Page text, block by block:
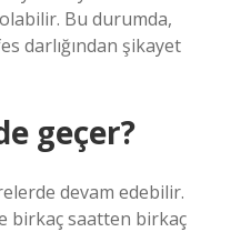
olabilir. Bu durumda,
darlığından şikayet
geçer?
devam edebilir.
birkaç saatten birkaç